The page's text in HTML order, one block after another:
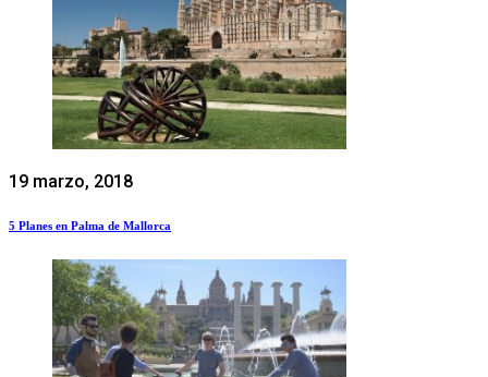
19 marzo, 2018
5 Planes en Palma de Mallorca